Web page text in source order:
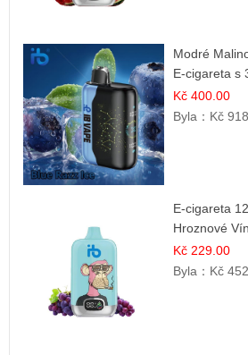
Modré
E-cigareta s
Kč 400.00
Byla： Kč
E-cigareta
Hroznové
Kč 229.00
Byla： Kč